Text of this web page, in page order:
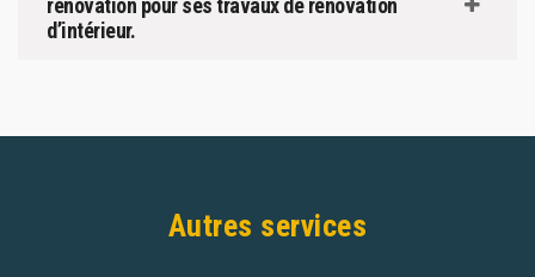
rénovation pour ses travaux de rénovation
d’intérieur.
Autres services